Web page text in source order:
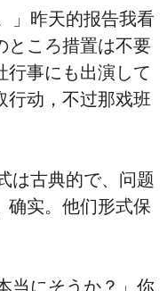
」昨天的报告我看
ところ措置は不要
行事にも出演して
行动，不过那戏班
は古典的で、问题
确实。他们形式保
当にそうか？」你